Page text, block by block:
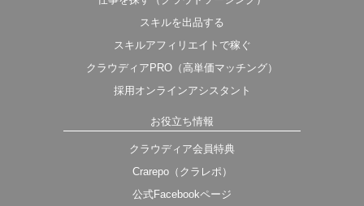
スキルを出品する
スキルアフィリエイトで稼ぐ
クラウディアPRO（高単価マッチング）
採用オンラインアシスタント
お役立ち情報
クラウディア会員特典
Crarepo（クラレポ）
公式Facebookページ